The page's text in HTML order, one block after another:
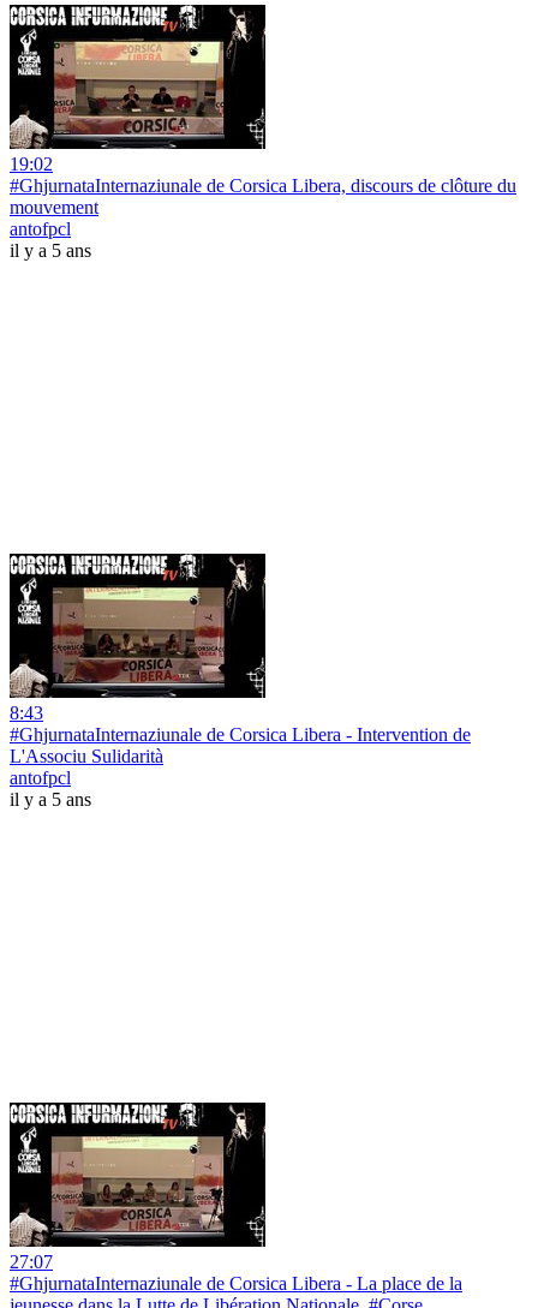
19:02
#GhjurnataInternaziunale de Corsica Libera, discours de clôture du
mouvement
antofpcl
il y a 5 ans
8:43
#GhjurnataInternaziunale de Corsica Libera - Intervention de
L'Associu Sulidarità
antofpcl
il y a 5 ans
27:07
#GhjurnataInternaziunale de Corsica Libera - La place de la